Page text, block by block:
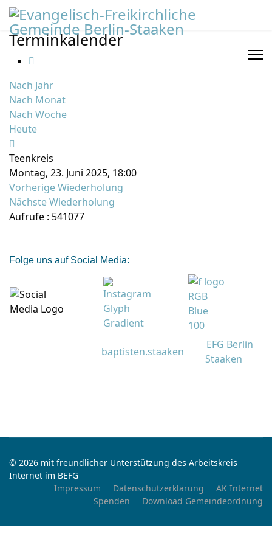
Terminkalender
Nach Jahr
Nach Monat
Nach Woche
Heute
Teenkreis
Montag, 23. Juni 2025, 18:00
Vorherige Wiederholung
Nächste Wiederholung
Aufrufe : 541077
Folge uns auf Social Media:
baptisten.staaken
EFG Berlin
Staaken
© 2026 mit freundlicher Unterstützung des Arbeitskreis
Internet im BEFG
Impressum
Datenschutzerklärung
AK Internet
Spenden
Download Gemeindeordnung